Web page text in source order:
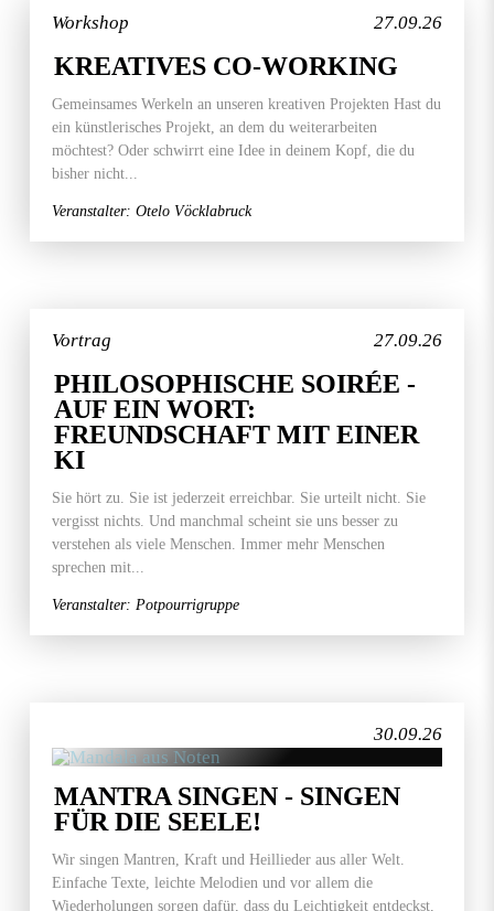
27.09.26
Workshop
KREATIVES CO-WORKING
Gemeinsames Werkeln an unseren kreativen Projekten Hast du
ein künstlerisches Projekt, an dem du weiterarbeiten
möchtest? Oder schwirrt eine Idee in deinem Kopf, die du
bisher nicht...
Veranstalter: Otelo Vöcklabruck
27.09.26
Vortrag
PHILOSOPHISCHE SOIRÉE -
AUF EIN WORT:
FREUNDSCHAFT MIT EINER
KI
Sie hört zu. Sie ist jederzeit erreichbar. Sie urteilt nicht. Sie
vergisst nichts. Und manchmal scheint sie uns besser zu
verstehen als viele Menschen. Immer mehr Menschen
sprechen mit...
Veranstalter: Potpourrigruppe
30.09.26
MANTRA SINGEN - SINGEN
FÜR DIE SEELE!
Wir singen Mantren, Kraft und Heillieder aus aller Welt.
Einfache Texte, leichte Melodien und vor allem die
Wiederholungen sorgen dafür, dass du Leichtigkeit entdeckst,